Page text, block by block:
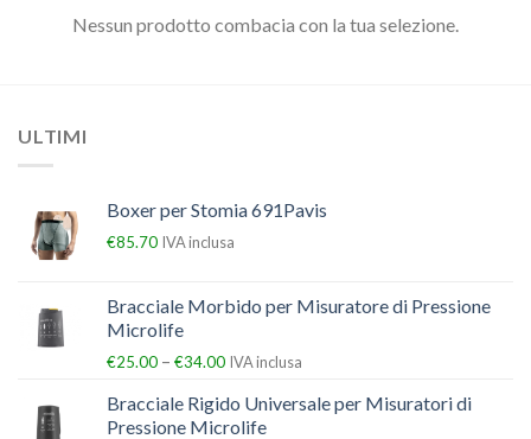
Nessun prodotto combacia con la tua selezione.
ULTIMI
Boxer per Stomia 691Pavis
€85.70 IVA inclusa
Bracciale Morbido per Misuratore di Pressione
Microlife
€25.00 – €34.00 IVA inclusa
Bracciale Rigido Universale per Misuratori di
Pressione Microlife